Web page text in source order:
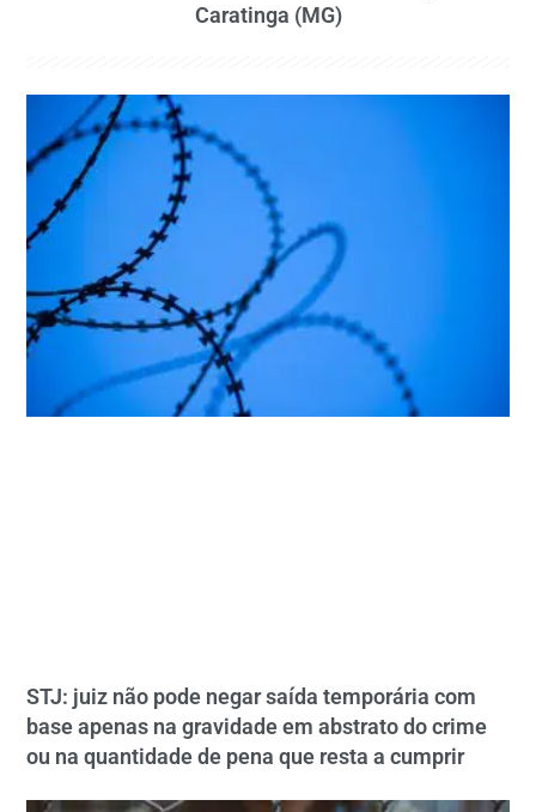
Caratinga (MG)
STJ: juiz não pode negar saída temporária com
base apenas na gravidade em abstrato do crime
ou na quantidade de pena que resta a cumprir